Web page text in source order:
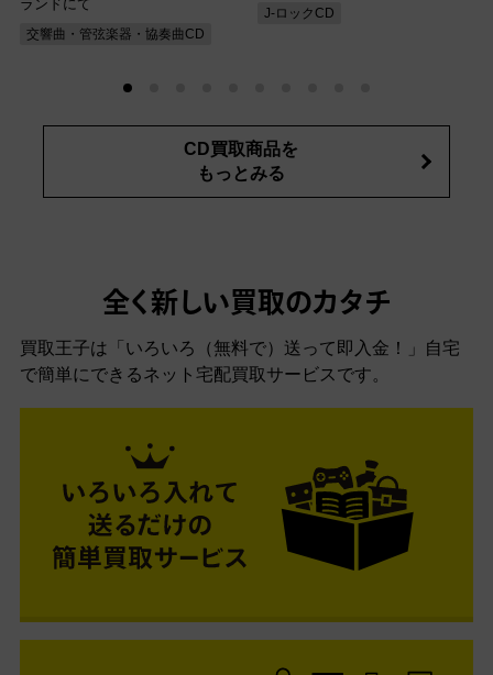
ランドにて
交響曲・管弦楽器・協奏曲CD
J-ロックCD
CD買取商品を
もっとみる
全く新しい買取のカタチ
買取王子は「いろいろ（無料で）送って即入金！」自宅
で簡単にできるネット宅配買取サービスです。